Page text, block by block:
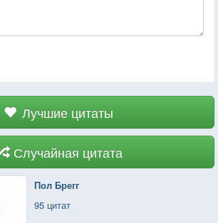
Лучшие цитаты
Случайная цитата
Пол Брегг
95 цитат